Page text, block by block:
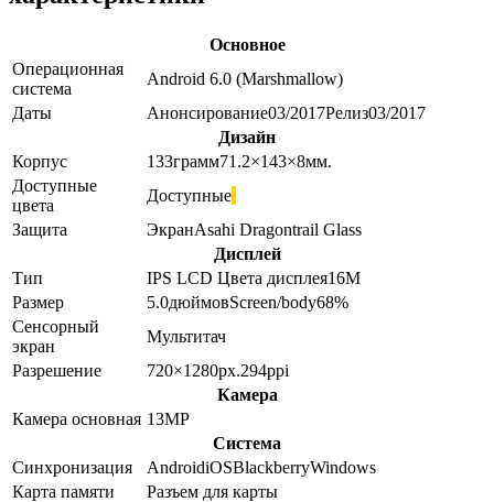
Основное
Операционная
система
Android 6.0 (Marshmallow)
Даты
Анонсирование03/2017Релиз03/2017
Дизайн
Корпус
133грамм71.2×143×8мм.
Доступные
цвета
Доступные
Защита
ЭкранAsahi Dragontrail Glass
Дисплей
Тип
IPS LCD Цвета дисплея16M
Размер
5.0дюймовScreen/body68%
Сенсорный
экран
Мультитач
Разрешение
720×1280px.294ppi
Камера
Камера основная 13MP
Система
Синхронизация
AndroidiOSBlackberryWindows
Карта памяти
Разъем для карты